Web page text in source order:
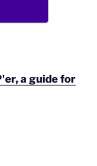
a guide for